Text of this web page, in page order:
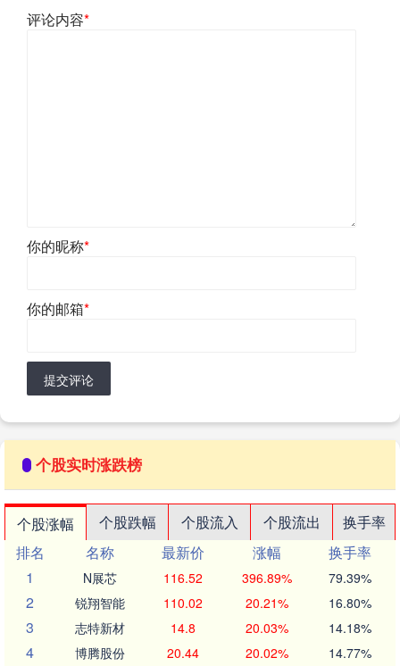
评论内容*
你的昵称*
你的邮箱*
提交评论
个股实时涨跌榜
个股涨幅 个股跌幅 个股流入 个股流出
换手率
排名
名称 最新价 涨幅
换手率
1
N展芯 116.52 396.89% 79.39%
2 锐翔智能 110.02 20.21% 16.80%
3 志特新材 14.8 20.03% 14.18%
4 博腾股份 20.44 20.02% 14.77%